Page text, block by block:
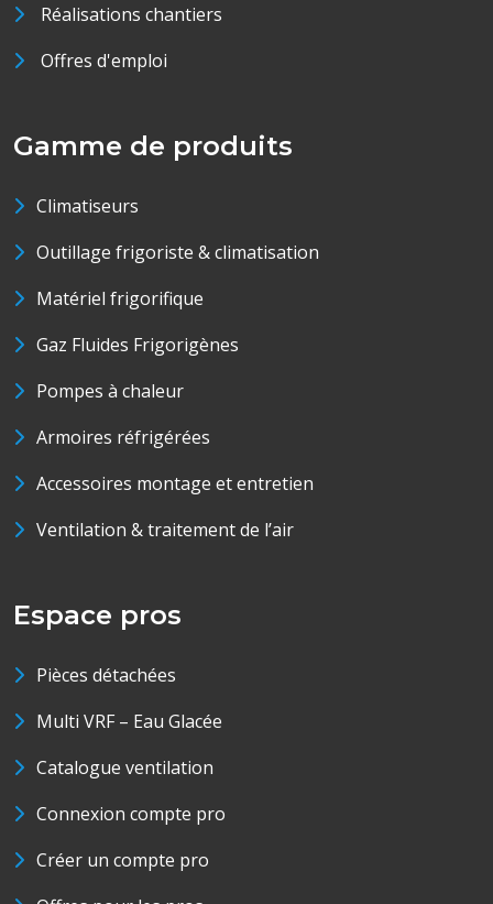
Réalisations chantiers
Offres d'emploi
Gamme de produits
Climatiseurs
Outillage frigoriste & climatisation
Matériel frigorifique
Gaz Fluides Frigorigènes
Pompes à chaleur
Armoires réfrigérées
Accessoires montage et entretien
Ventilation & traitement de l’air
Espace pros
Pièces détachées
Multi VRF – Eau Glacée
Catalogue ventilation
Connexion compte pro
Créer un compte pro